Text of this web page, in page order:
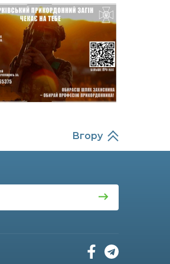
Захищав кордон до
останнього подиху:
пам’яті полеглого
прикордонника
Олександра Кичаня
(ВІДЕО)
Від штанги до «крил»: як
спорт і характер
перемогу на Донеччині
Вгору